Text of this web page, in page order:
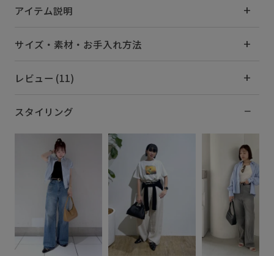
アイテム説明
サイズ・素材・お手入れ方法
レビュー (11)
スタイリング